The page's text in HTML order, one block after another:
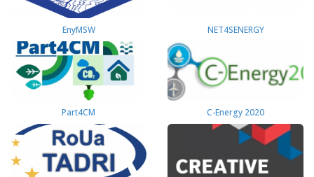
EnyMSW NET4SENERGY
Part4СМ C-Energy 2020